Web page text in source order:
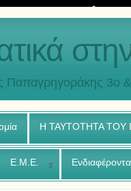
Παπαγρηγοράκης 3o
Η ΤΑΥΤΟΤΗΤΑ ΤΟΥ
Ε.Μ.Ε.